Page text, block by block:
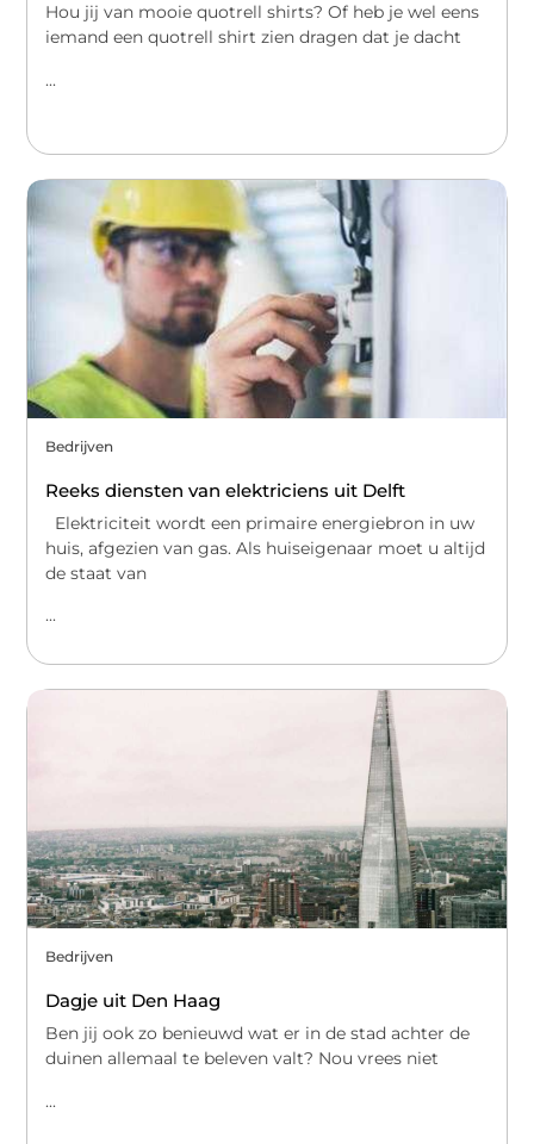
Hou jij van mooie quotrell shirts? Of heb je wel eens
iemand een quotrell shirt zien dragen dat je dacht
...
Bedrijven
Reeks diensten van elektriciens uit Delft
Elektriciteit wordt een primaire energiebron in uw
huis, afgezien van gas. Als huiseigenaar moet u altijd
de staat van
...
Bedrijven
Dagje uit Den Haag
Ben jij ook zo benieuwd wat er in de stad achter de
duinen allemaal te beleven valt? Nou vrees niet
...